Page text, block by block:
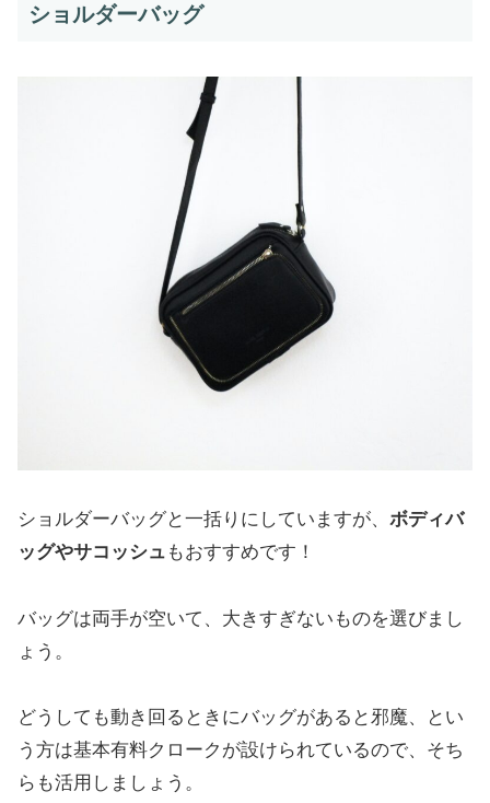
ショルダーバッグ
ショルダーバッグと一括りにしていますが、 ボディバ
ッグやサコッシュ もおすすめです！
バッグは両手が空いて、大きすぎないものを選びまし
ょう。
どうしても動き回るときにバッグがあると邪魔、とい
う方は基本有料クロークが設けられているので、そち
らも活用しましょう。